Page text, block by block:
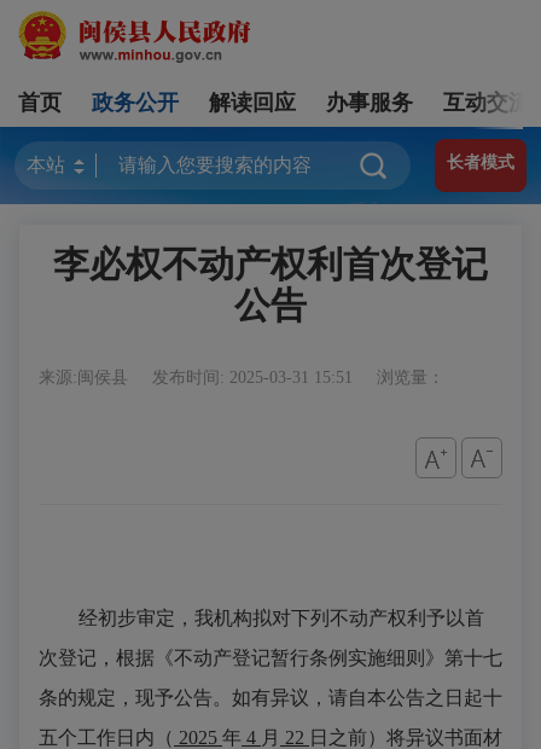
首页 政务公开 解读回应 办事服务 互动交流
长者模式
李必权不动产权利首次登记
公告
来源:闽侯县 发布时间: 2025-03-31 15:51 浏览量：
经初步审定，我机构拟对下列不动产权利予以首
次登记，根据《不动产登记暂行条例实施细则》第十七
条的规定，现予公告。如有异议，请自本公告之日起十
五个工作日内（ 2025 年 4 月 22 日之前）将异议书面材